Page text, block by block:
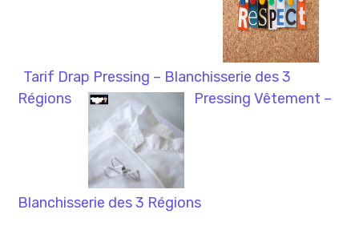
Tarif Drap Pressing – Blanchisserie des 3
Régions
Pressing Vêtement –
Blanchisserie des 3 Régions